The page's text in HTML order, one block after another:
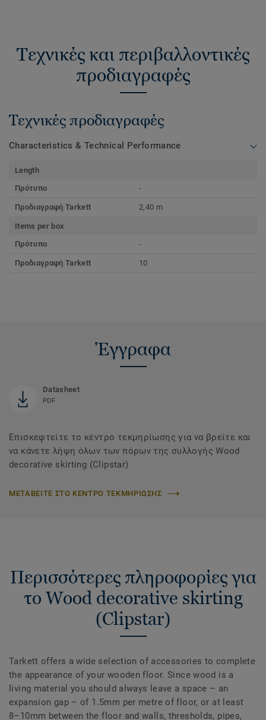
Τεχνικές και περιβαλλοντικές
προδιαγραφές
Τεχνικές προδιαγραφές
Characteristics & Technical Performance
Length
Πρότυπο
-
Προδιαγραφή Tarkett 2,40 m
Items per box
Πρότυπο
-
Προδιαγραφή Tarkett 10
Έγγραφα
Datasheet
PDF
Επισκεφτείτε το κέντρο τεκμηρίωσης για να βρείτε και
να κάνετε λήψη όλων των πόρων της συλλογής Wood
decorative skirting (Clipstar)
ΜΕΤΑΒΕΙΤΕ ΣΤΟ ΚΕΝΤΡΟ ΤΕΚΜΗΡΙΩΣΗΣ
Περισσότερες πληροφορίες για
το Wood decorative skirting
(Clipstar)
Tarkett offers a wide selection of accessories to complete
the appearance of your wooden floor. Since wood is a
living material you should always leave a space – an
expansion gap – of 1.5mm per metre of floor, or at least
8–10mm between the floor and walls, thresholds, pipes,